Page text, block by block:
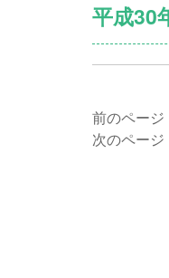
平成30
前のページ
次のページ